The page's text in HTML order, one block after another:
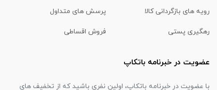
رویه های بازگردانی کالا پرسش های متداول
رهگیری پستی فروش اقساطی
عضویت در خبرنامه باتکاپ
با عضویت در خبرنامه باتکاپ، اولین نفری باشید که از تخفیف های